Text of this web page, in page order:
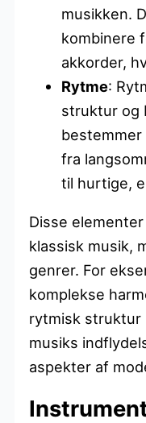
musikken.
kombinere
akkorder,
Rytme:
struktur og
fra
til hurtige,
Disse
klassisk musik,
genrer. For
komplekse
rytmisk struktur
musiks
aspekter af